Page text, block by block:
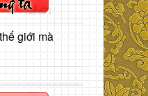
giới mà